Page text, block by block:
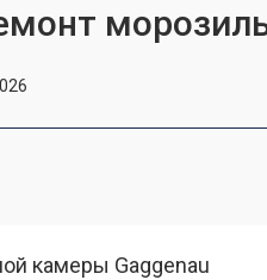
камеры Gaggenau